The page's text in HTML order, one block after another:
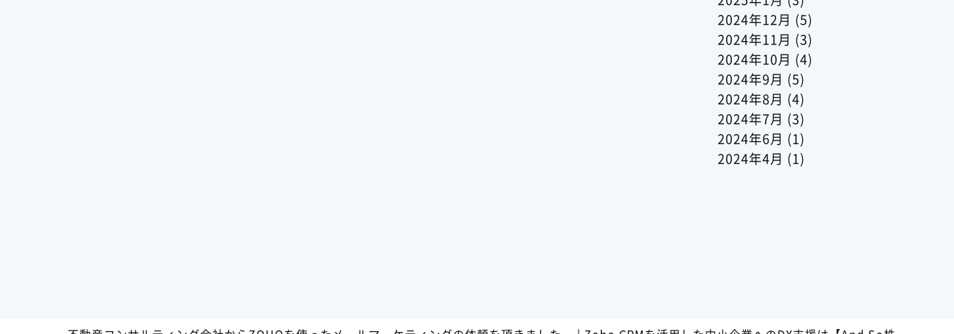
2024年12月 (5)
2024年11月 (3)
2024年10月 (4)
2024年9月 (5)
2024年8月 (4)
2024年7月 (3)
2024年6月 (1)
2024年4月 (1)